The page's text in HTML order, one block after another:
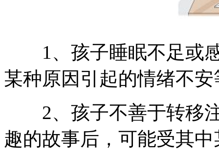
1、孩子睡眠不足或感
某种原因引起的情绪不
2、孩子不善于转移注
趣的故事后，可能受其